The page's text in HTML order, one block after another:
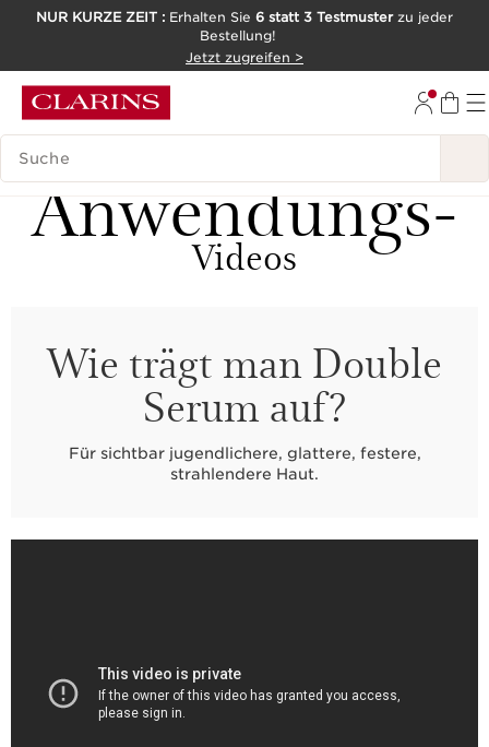
NUR KURZE ZEIT : Erhalten Sie 6 statt 3 Testmusterzu jeder
Bestellung!
Jetzt zugreifen >
LEGENDE SUCHEN
Anwendungs-
Videos
Wie trägt man Double
Serum auf?
Für sichtbar jugendlichere, glattere, festere,
strahlendere Haut.